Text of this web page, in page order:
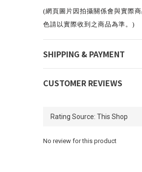
(網頁圖片因拍攝關係會與實際
色請以實際收到之商品為準。)
SHIPPING & PAYMENT
CUSTOMER REVIEWS
No review for this product